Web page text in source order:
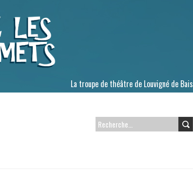
La troupe de théâtre de Louvigné de Bais
R